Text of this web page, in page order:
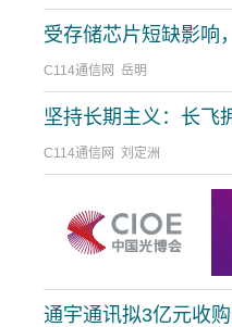
受存储芯片短缺影响
C114通信网 岳明
坚持长期主义：长飞
C114通信网 刘定洲
通宇通讯拟3亿元收